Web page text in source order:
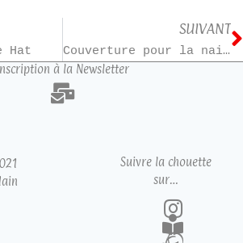
Hat
SUIVANT
Couverture pour la naissance de Katlyna
à la Newsletter
Suivre la chouette
sur…